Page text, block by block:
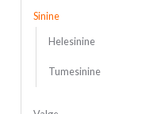
Sinine
Helesinine
Tumesinine